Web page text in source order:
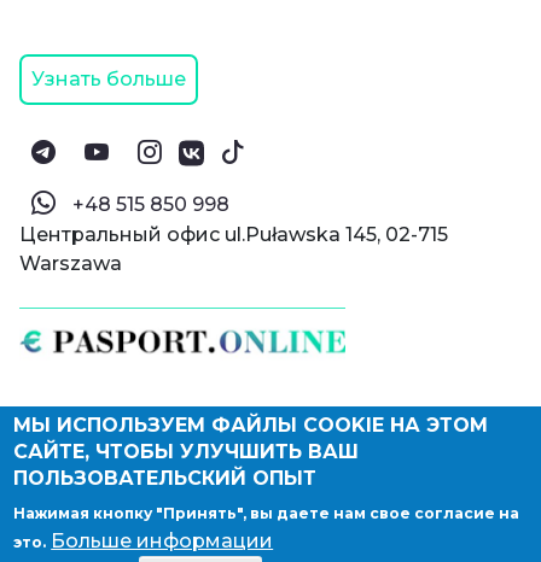
© Паспорт Онлайн 2019—2026
Политика конфиденциальности
Оферта и конфиденциальность:РФ
Правовые документы
Депонирование логотипа компании
Узнать больше
‪+48 515 850 998‬
Центральный офис ul.Puławska 145, 02-715
Warszawa
МЫ ИСПОЛЬЗУЕМ ФАЙЛЫ COOKIE НА ЭТОМ
САЙТЕ, ЧТОБЫ УЛУЧШИТЬ ВАШ
ПОЛЬЗОВАТЕЛЬСКИЙ ОПЫТ
Нажимая кнопку "Принять", вы даете нам свое согласие на
это. Больше информации